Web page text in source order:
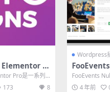
P
Free 3.
Pro是一系列
173 8
Wordpress
18.14 +
FooEvents
強大的事件和
4 年前